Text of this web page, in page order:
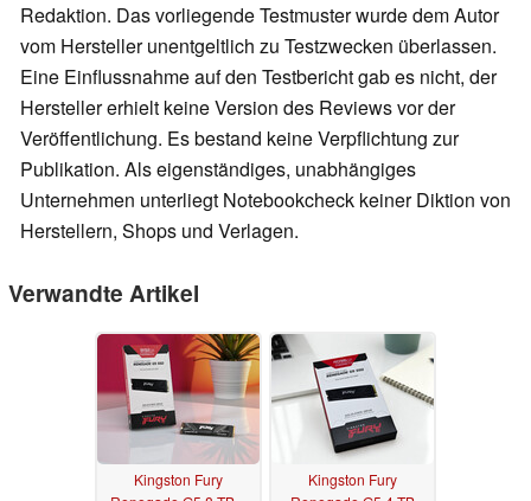
Redaktion. Das vorliegende Testmuster wurde dem Autor
vom Hersteller unentgeltlich zu Testzwecken überlassen.
Eine Einflussnahme auf den Testbericht gab es nicht, der
Hersteller erhielt keine Version des Reviews vor der
Veröffentlichung. Es bestand keine Verpflichtung zur
Publikation. Als eigenständiges, unabhängiges
Unternehmen unterliegt Notebookcheck keiner Diktion von
Herstellern, Shops und Verlagen.
Verwandte Artikel
Kingston Fury
Kingston Fury